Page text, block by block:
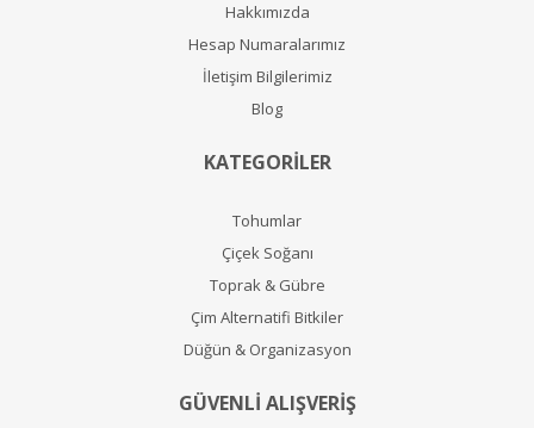
Hakkımızda
Hesap Numaralarımız
İletişim Bilgilerimiz
Blog
KATEGORİLER
Tohumlar
Çiçek Soğanı
Toprak & Gübre
Çim Alternatifi Bitkiler
Düğün & Organizasyon
GÜVENLİ ALIŞVERİŞ